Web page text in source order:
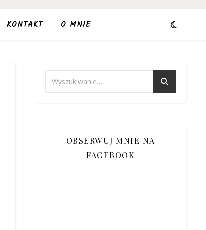
KONTAKT O MNIE
OBSERWUJ MNIE NA
FACEBOOK